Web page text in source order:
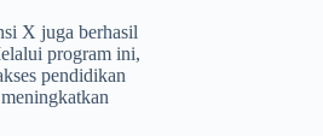
X juga berhasil
program ini,
pendidikan